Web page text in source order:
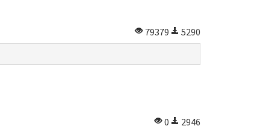
79379
5290
0
2946